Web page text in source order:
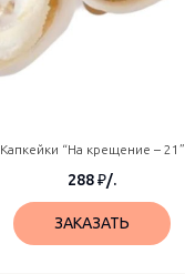
Капкейки “На крещение – 21”
288₽/.
ЗАКАЗАТЬ